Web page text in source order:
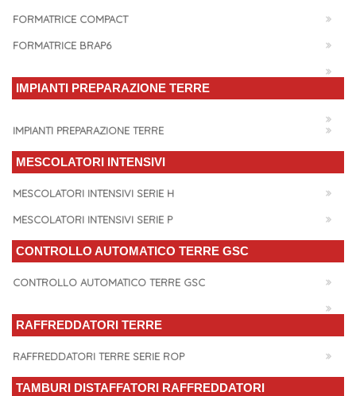
FORMATRICE COMPACT
FORMATRICE BRAP6
IMPIANTI PREPARAZIONE TERRE
IMPIANTI PREPARAZIONE TERRE
MESCOLATORI INTENSIVI
MESCOLATORI INTENSIVI SERIE H
MESCOLATORI INTENSIVI SERIE P
CONTROLLO AUTOMATICO TERRE GSC
CONTROLLO AUTOMATICO TERRE GSC
RAFFREDDATORI TERRE
RAFFREDDATORI TERRE SERIE ROP
TAMBURI DISTAFFATORI RAFFREDDATORI